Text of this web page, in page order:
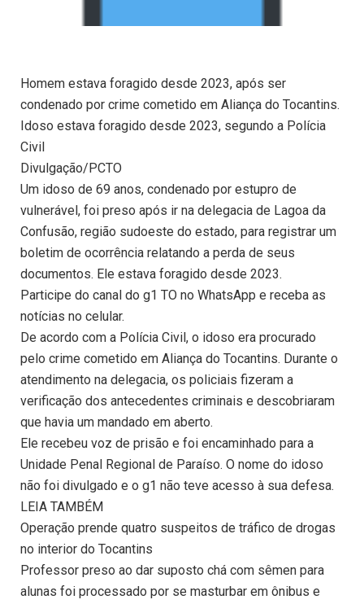
Homem estava foragido desde 2023, após ser
condenado por crime cometido em Aliança do Tocantins.
Idoso estava foragido desde 2023, segundo a Polícia
Civil
Divulgação/PCTO
Um idoso de 69 anos, condenado por estupro de
vulnerável, foi preso após ir na delegacia de Lagoa da
Confusão, região sudoeste do estado, para registrar um
boletim de ocorrência relatando a perda de seus
documentos. Ele estava foragido desde 2023.
Participe do canal do g1 TO no WhatsApp e receba as
notícias no celular.
De acordo com a Polícia Civil, o idoso era procurado
pelo crime cometido em Aliança do Tocantins. Durante o
atendimento na delegacia, os policiais fizeram a
verificação dos antecedentes criminais e descobriaram
que havia um mandado em aberto.
Ele recebeu voz de prisão e foi encaminhado para a
Unidade Penal Regional de Paraíso. O nome do idoso
não foi divulgado e o g1 não teve acesso à sua defesa.
LEIA TAMBÉM
Operação prende quatro suspeitos de tráfico de drogas
no interior do Tocantins
Professor preso ao dar suposto chá com sêmen para
alunas foi processado por se masturbar em ônibus e